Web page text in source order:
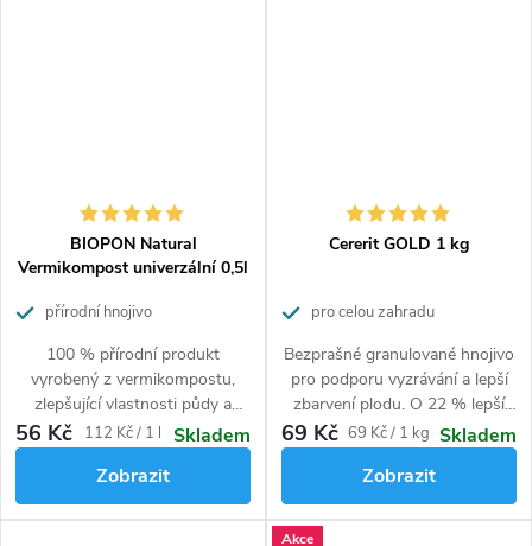
BIOPON Natural
Vermikompost univerzální 0,5l
přírodní hnojivo
100 % přírodní produkt
vyrobený z vermikompostu,
zlepšující vlastnosti půdy a
obohacující půdu o živiny.
Zajišťuje krásný vzhled rostlin.
Je určený pro použití při
pěstování všech druhů
okrasných rostlin a zeleniny.
56 Kč
Měrná
112 Kč / 1 l
Skladem
Zobrazit
Cererit GOLD 1 kg
pro celou zahradu
Bezprašné granulované hnojivo
pro podporu vyzrávání a lepší
zbarvení plodu. O 22 % lepší
využitelnost živin pro ovoce,
zeleninu, chmel a okrasné
rostliny.
69 Kč Měrná
69 Kč / 1 kg Skladem
Zobrazit
Akce